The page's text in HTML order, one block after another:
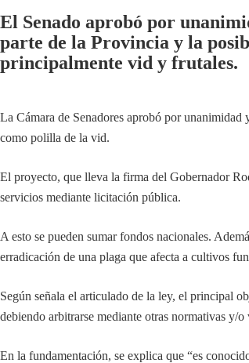
El Senado aprobó por
parte de la Provincia y la
principalmente vid y frutales.
La Cámara de Senadores aprobó por
como polilla de la vid.
El proyecto, que lleva la firma del Gobernador
servicios mediante licitación pública.
A esto se pueden sumar fondos nacionales.
erradicación de una plaga que afecta a cultivos
Según señala el articulado de la ley, el principal
debiendo arbitrarse mediante otras normativas y/
En la fundamentación, se explica que “es